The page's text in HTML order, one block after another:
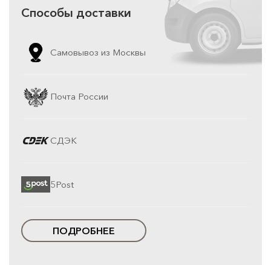
Способы доставки
Самовывоз из Москвы
Почта России
СДЭК
5Post
ПОДРОБНЕЕ